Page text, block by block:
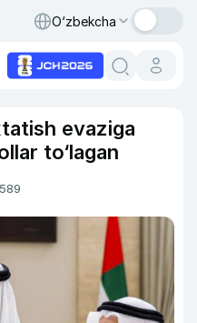
O‘zbekcha
evaziga
to‘lagan